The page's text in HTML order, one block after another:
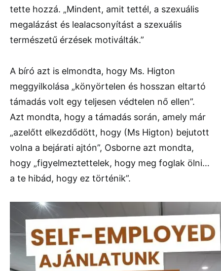
tette hozzá. „Mindent, amit tettél, a szexuális
megalázást és lealacsonyítást a szexuális
természetű érzések motiválták.”
A bíró azt is elmondta, hogy Ms. Higton
meggyilkolása „könyörtelen és hosszan eltartó
támadás volt egy teljesen védtelen nő ellen”.
Azt mondta, hogy a támadás során, amely már
„azelőtt elkezdődött, hogy (Ms Higton) bejutott
volna a bejárati ajtón”, Osborne azt mondta,
hogy „figyelmeztettelek, hogy meg foglak ölni…
a te hibád, hogy ez történik”.